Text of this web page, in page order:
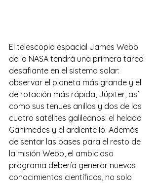
El telescopio espacial James Webb
de la NASA tendrá una primera tarea
desafiante en el sistema solar:
observar el planeta más grande y el
de rotación más rápida, Júpiter, así
como sus tenues anillos y dos de los
cuatro satélites galileanos: el helado
Ganímedes y el ardiente Io. Además
de sentar las bases para el resto de
la misión Webb, el ambicioso
programa debería generar nuevos
conocimientos científicos, no solo